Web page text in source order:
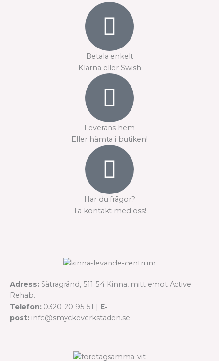
Betala enkelt
Klarna eller Swish
Leverans hem
Eller hämta i butiken!
Har du frågor?
Ta kontakt med oss!
Adress: Sätragränd, 511 54 Kinna, mitt emot Active
Rehab.
Telefon: 0320-20 95 51 | E-
post: info@smyckeverkstaden.se